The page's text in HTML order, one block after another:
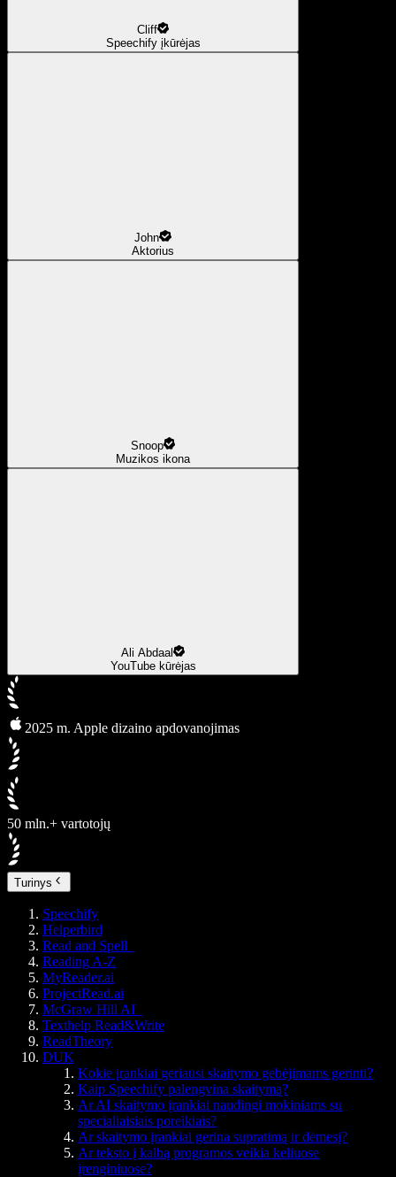
Cliff
Speechify įkūrėjas
John
Aktorius
Snoop
Muzikos ikona
Ali Abdaal
YouTube kūrėjas
2025 m. Apple dizaino apdovanojimas
50 mln.+ vartotojų
Turinys
Speechify
Helperbird
Read and Spell
Reading A-Z
MyReader.ai
ProjectRead.ai
McGraw Hill AI
Texthelp Read&Write
ReadTheory
DUK
Kokie įrankiai geriausi skaitymo gebėjimams gerinti?
Kaip Speechify palengvina skaitymą?
Ar AI skaitymo įrankiai naudingi mokiniams su
specialiaisiais poreikiais?
Ar skaitymo įrankiai gerina supratimą ir dėmesį?
Ar teksto į kalbą programos veikia keliuose
įrenginiuose?